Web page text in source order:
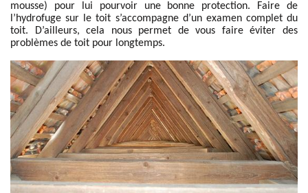
mousse) pour lui pourvoir une bonne protection. Faire de
l’hydrofuge sur le toit s’accompagne d’un examen complet du
toit. D’ailleurs, cela nous permet de vous faire éviter des
problèmes de toit pour longtemps.